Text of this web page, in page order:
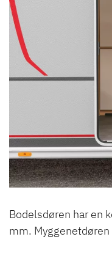
Bodelsdøren har en
mm.